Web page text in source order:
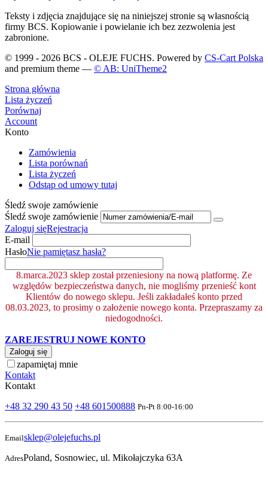
Teksty i zdjęcia znajdujące się na niniejszej stronie są własnością
firmy BCS. Kopiowanie i powielanie ich bez zezwolenia jest
zabronione.
© 1999 - 2026 BCS - OLEJE FUCHS. Powered by CS-Cart Polska
and premium theme — © AB: UniTheme2
Strona główna
Lista życzeń
Porównaj
Account
Konto
Zamówienia
Lista porównań
Lista życzeń
Odstąp od umowy tutaj
Śledź swoje zamówienie
Śledź swoje zamówienie
Zaloguj sięRejestracja
E-mail
HasłoNie pamiętasz hasła?
8.marca.2023 sklep został przeniesiony na nową platformę. Ze
względów bezpieczeństwa danych, nie mogliśmy przenieść kont
Klientów do nowego sklepu. Jeśli zakładałeś konto przed
08.03.2023, to prosimy o założenie nowego konta. Przepraszamy za
niedogodności.
ZAREJESTRUJ NOWE KONTO
Zaloguj się
zapamiętaj mnie
Kontakt
Kontakt
+48 32 290 43 50 +48 601500888 Pn-Pt 8:00-16:00
Emailsklep@olejefuchs.pl
AdresPoland, Sosnowiec, ul. Mikołajczyka 63A